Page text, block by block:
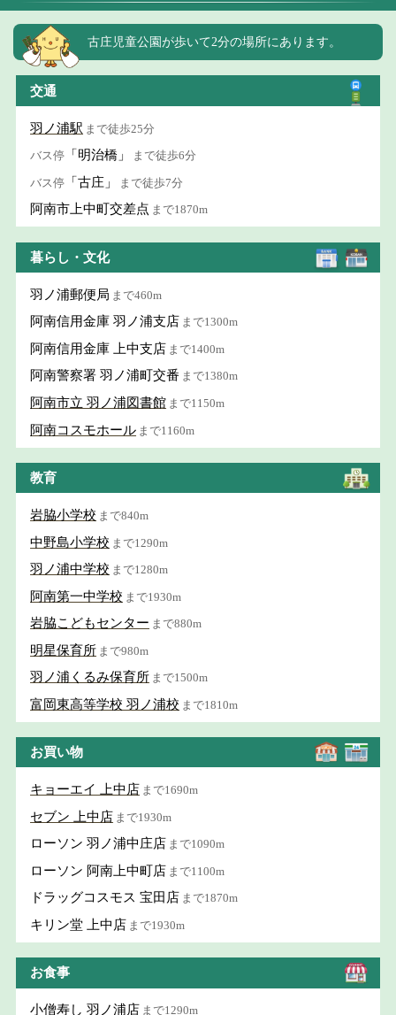
古庄児童公園が歩いて2分の場所にあります。
交通
羽ノ浦駅 まで徒歩25分
バス停 「明治橋」 まで徒歩6分
バス停 「古庄」 まで徒歩7分
阿南市上中町交差点 まで1870m
暮らし・文化
羽ノ浦郵便局 まで460m
阿南信用金庫 羽ノ浦支店 まで1300m
阿南信用金庫 上中支店 まで1400m
阿南警察署 羽ノ浦町交番 まで1380m
阿南市立 羽ノ浦図書館 まで1150m
阿南コスモホール まで1160m
教育
岩脇小学校 まで840m
中野島小学校 まで1290m
羽ノ浦中学校 まで1280m
阿南第一中学校 まで1930m
岩脇こどもセンター まで880m
明星保育所 まで980m
羽ノ浦くるみ保育所 まで1500m
富岡東高等学校 羽ノ浦校 まで1810m
お買い物
キョーエイ 上中店 まで1690m
セブン 上中店 まで1930m
ローソン 羽ノ浦中庄店 まで1090m
ローソン 阿南上中町店 まで1100m
ドラッグコスモス 宝田店 まで1870m
キリン堂 上中店 まで1930m
お食事
小僧寿し 羽ノ浦店 まで1290m